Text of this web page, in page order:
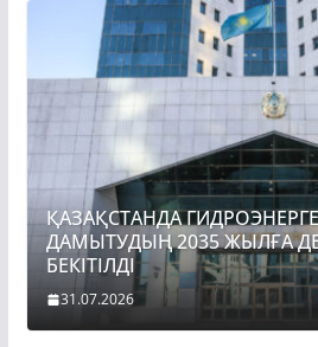
ҚАЗАҚСТАНДА
ДАМЫТУДЫҢ 2035 ЖЫЛҒА
БЕКІТІЛДІ
31.07.2026